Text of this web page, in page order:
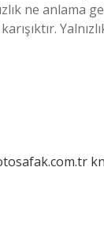
ne anlama